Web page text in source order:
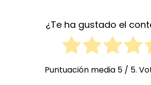
¿Te ha gustado el
Puntuación media 5/ 5.